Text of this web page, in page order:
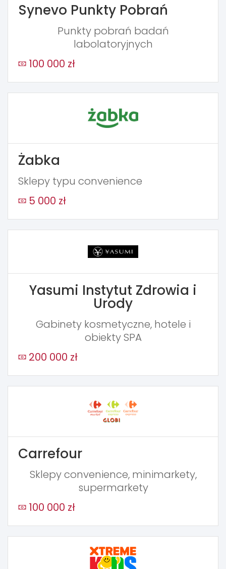
Synevo Punkty Pobrań
Punkty pobrań badań
labolatoryjnych
100 000 zł
Żabka
Sklepy typu convenience
5 000 zł
Yasumi Instytut Zdrowia i
Urody
Gabinety kosmetyczne, hotele i
obiekty SPA
200 000 zł
Carrefour
Sklepy convenience, minimarkety,
supermarkety
100 000 zł